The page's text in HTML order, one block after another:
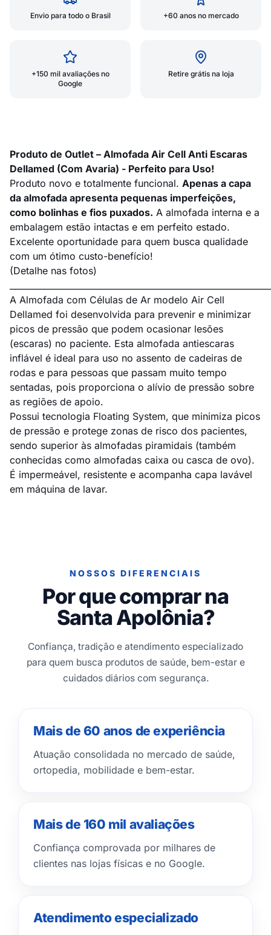
Envio para todo o Brasil +60 anos no mercado
+150 mil avaliações no
Google
Retire grátis na loja
Produto de Outlet – Almofada Air Cell Anti Escaras
Dellamed (Com Avaria) - Perfeito para Uso!
Produto novo e totalmente funcional. Apenas a capa
da almofada apresenta pequenas imperfeições,
como bolinhas e fios puxados. A almofada interna e a
embalagem estão intactas e em perfeito estado.
Excelente oportunidade para quem busca qualidade
com um ótimo custo-benefício!
(Detalhe nas fotos)
A Almofada com Células de Ar modelo Air Cell
Dellamed foi desenvolvida para prevenir e minimizar
picos de pressão que podem ocasionar lesões
(escaras) no paciente. Esta almofada antiescaras
inflável é ideal para uso no assento de cadeiras de
rodas e para pessoas que passam muito tempo
sentadas, pois proporciona o alívio de pressão sobre
as regiões de apoio.
Possui tecnologia Floating System, que minimiza picos
de pressão e protege zonas de risco dos pacientes,
sendo superior às almofadas piramidais (também
conhecidas como almofadas caixa ou casca de ovo).
É impermeável, resistente e acompanha capa lavável
em máquina de lavar.
NOSSOS DIFERENCIAIS
Por que comprar na
Santa Apolônia?
Confiança, tradição e atendimento especializado
para quem busca produtos de saúde, bem-estar e
cuidados diários com segurança.
Mais de 60 anos de experiência
Atuação consolidada no mercado de saúde,
ortopedia, mobilidade e bem-estar.
Mais de 160 mil avaliações
Confiança comprovada por milhares de
clientes nas lojas físicas e no Google.
Atendimento especializado